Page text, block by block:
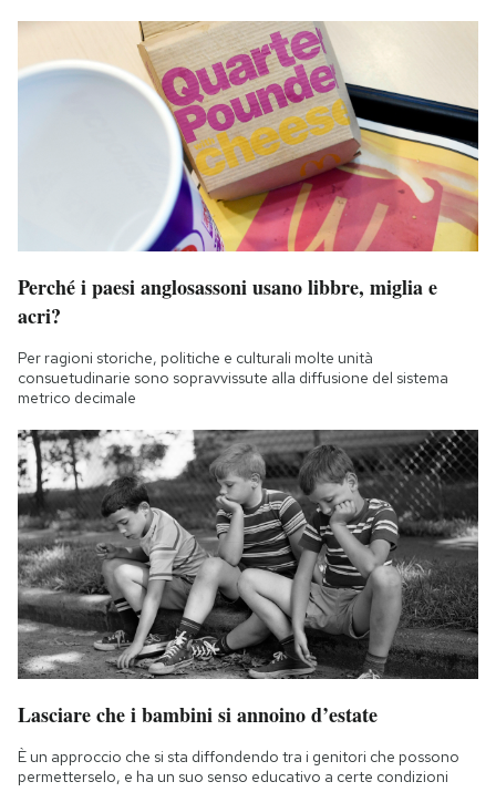
Perché i paesi anglosassoni usano libbre, miglia e
acri?
Per ragioni storiche, politiche e culturali molte unità
consuetudinarie sono sopravvissute alla diffusione del sistema
metrico decimale
Lasciare che i bambini si annoino d’estate
È un approccio che si sta diffondendo tra i genitori che possono
permetterselo, e ha un suo senso educativo a certe condizioni